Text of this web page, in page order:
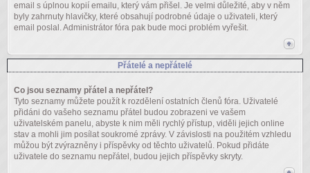
email s úplnou kopií emailu, který vám přišel. Je velmi důležité, aby v něm
byly zahrnuty hlavičky, které obsahují podrobné údaje o uživateli, který
email poslal. Administrátor fóra pak bude moci problém vyřešit.
Přátelé a nepřátelé
Co jsou seznamy přátel a nepřátel?
Tyto seznamy můžete použít k rozdělení ostatních členů fóra. Uživatelé
přidáni do vašeho seznamu přátel budou zobrazeni ve vašem
uživatelském panelu, abyste k nim měli rychlý přístup, viděli jejich online
stav a mohli jim posílat soukromé zprávy. V závislosti na použitém vzhledu
můžou být zvýrazněny i příspěvky od těchto uživatelů. Pokud přidáte
uživatele do seznamu nepřátel, budou jejich příspěvky skryty.